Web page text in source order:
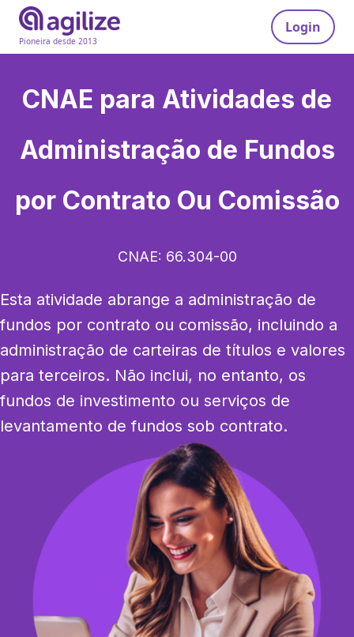
Pioneira desde 2013
Login
CNAE para Atividades de
Administração de Fundos
por Contrato Ou Comissão
CNAE: 66.304-00
Esta atividade abrange a administração de
fundos por contrato ou comissão, incluindo a
administração de carteiras de títulos e valores
para terceiros. Não inclui, no entanto, os
fundos de investimento ou serviços de
levantamento de fundos sob contrato.